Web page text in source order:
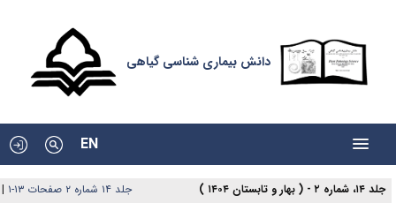
دانش بیماری شناسی گیاهی
EN
جلد ۱۴، شماره ۲ - ( بهار و تابستان ۱۴۰۴ ) جلد ۱۴ شماره ۲ صفحات ۱۳-۱
|